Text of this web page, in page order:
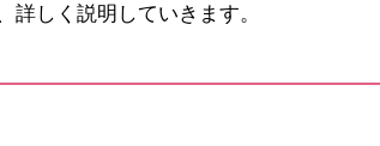
詳しく説明していきます。